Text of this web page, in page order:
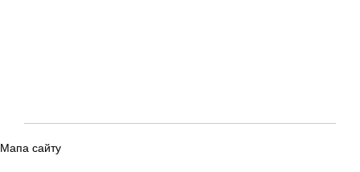
Мапа сайту